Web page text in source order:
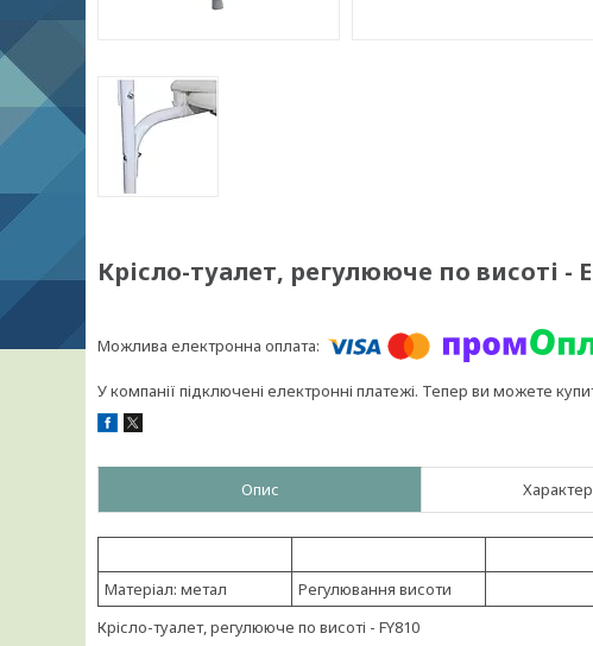
Крісло-туалет, регулююче по висоті -
У компанії підключені електронні платежі. Тепер ви можете
Опис
Матеріал: метал Регулювання висоти
Крісло-туалет, регулююче по висоті - FY810